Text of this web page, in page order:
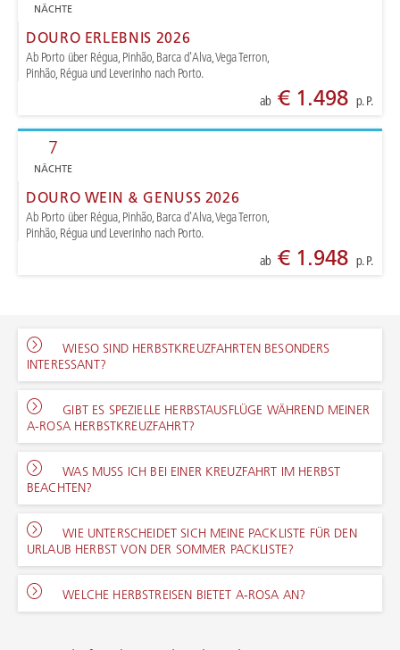
NÄCHTE
DOURO ERLEBNIS 2026
Ab Porto über Régua, Pinhão, Barca d'Alva, Vega Terron,
Pinhão, Régua und Leverinho nach Porto.
ab€ 1.498 p. P.
7
NÄCHTE
DOURO WEIN & GENUSS 2026
Ab Porto über Régua, Pinhão, Barca d'Alva, Vega Terron,
Pinhão, Régua und Leverinho nach Porto.
ab€ 1.948 p. P.
WIESO SIND HERBSTKREUZFAHRTEN BESONDERS
INTERESSANT?
GIBT ES SPEZIELLE HERBSTAUSFLÜGE WÄHREND MEINER
A-ROSA HERBSTKREUZFAHRT?
WAS MUSS ICH BEI EINER KREUZFAHRT IM HERBST
BEACHTEN?
WIE UNTERSCHEIDET SICH MEINE PACKLISTE FÜR DEN
URLAUB HERBST VON DER SOMMER PACKLISTE?
WELCHE HERBSTREISEN BIETET A-ROSA AN?